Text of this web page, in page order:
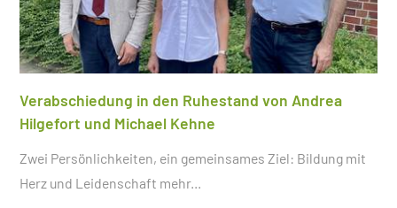
Verabschiedung in den Ruhestand von Andrea
Hilgefort und Michael Kehne
Zwei Persönlichkeiten, ein gemeinsames Ziel: Bildung mit
Herz und Leidenschaft mehr...